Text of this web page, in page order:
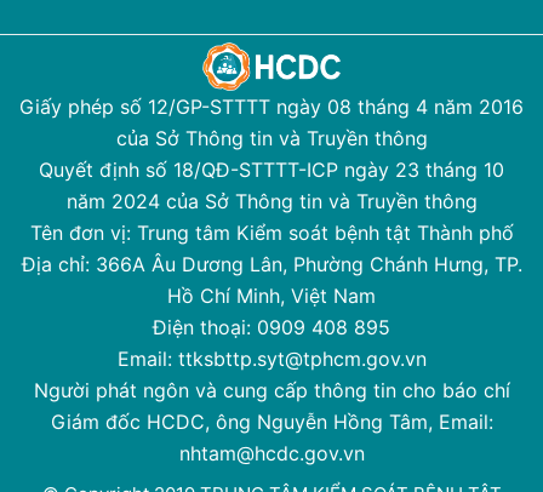
Giấy phép số 12/GP-STTTT ngày 08 tháng 4 năm 2016
của Sở Thông tin và Truyền thông
Quyết định số 18/QĐ-STTTT-ICP ngày 23 tháng 10
năm 2024 của Sở Thông tin và Truyền thông
Tên đơn vị: Trung tâm Kiểm soát bệnh tật Thành phố
Địa chỉ: 366A Âu Dương Lân, Phường Chánh Hưng, TP.
Hồ Chí Minh, Việt Nam
Điện thoại: 0909 408 895
Email: ttksbttp.syt@tphcm.gov.vn
Người phát ngôn và cung cấp thông tin cho báo chí
Giám đốc HCDC, ông Nguyễn Hồng Tâm, Email:
nhtam@hcdc.gov.vn